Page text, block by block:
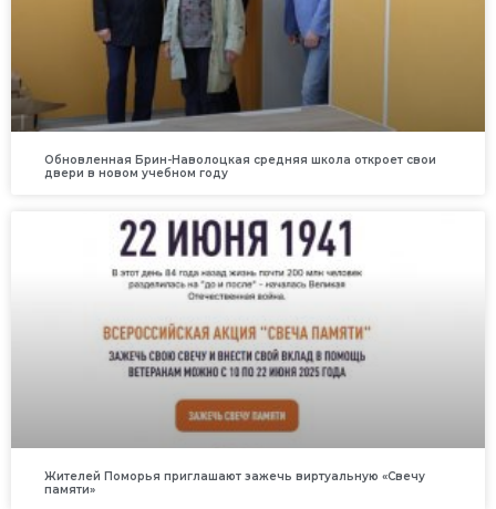
Обновленная Брин-Наволоцкая средняя школа откроет свои
двери в новом учебном году
Жителей Поморья приглашают зажечь виртуальную «Свечу
памяти»